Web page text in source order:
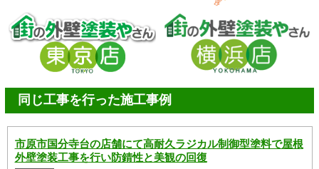
同じ工事を行った施工事例
市原市国分寺台の店舗にて高耐久ラジカル制御型塗料で屋根
外壁塗装工事を行い防錆性と美観の回復